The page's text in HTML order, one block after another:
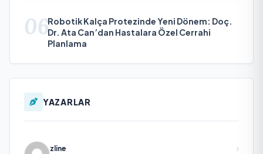
06Robotik Kalça Protezinde Yeni Dönem: Doç.
Dr. Ata Can’dan Hastalara Özel Cerrahi
Planlama
YAZARLAR
zline